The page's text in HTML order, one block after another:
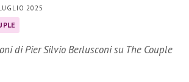
2025
di Pier Silvio Berlusconi su The Couple